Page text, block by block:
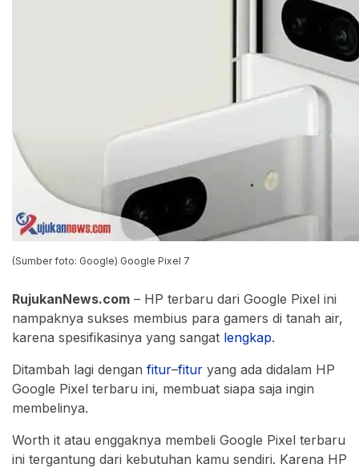
(Sumber foto: Google) Google Pixel 7
RujukanNews.com – HP terbaru dari Google Pixel ini
nampaknya sukses membius para gamers di tanah air,
karena spesifikasinya yang sangat lengkap.
Ditambah lagi dengan fitur–fitur yang ada didalam HP
Google Pixel terbaru ini, membuat siapa saja ingin
membelinya.
Worth it atau enggaknya membeli Google Pixel terbaru
ini tergantung dari kebutuhan kamu sendiri. Karena HP